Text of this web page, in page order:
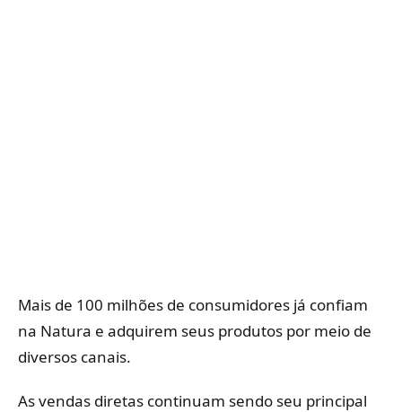
Mais de 100 milhões de consumidores já confiam
na Natura e adquirem seus produtos por meio de
diversos canais.
As vendas diretas continuam sendo seu principal